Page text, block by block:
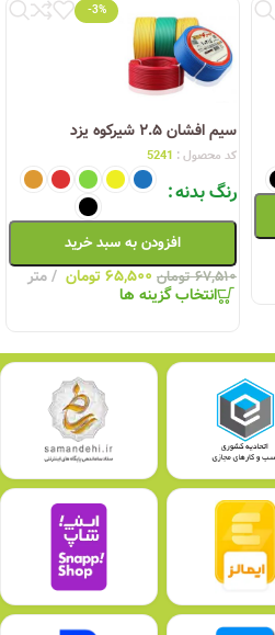
-3%
سیم افشان ۲.۵ شیرکوه یزد
کد محصول : 5241
رنگ بدنه
افزودن به سبد خرید
۶۷,۵۱۰ تومان ۶۵,۵۰۰تومان متر
انتخاب گزینه ها